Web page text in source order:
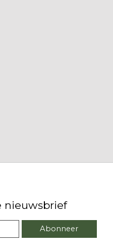
nieuwsbrief
Abonneer